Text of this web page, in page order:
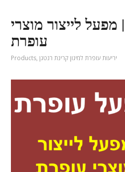
לייצור מוצרי
עופרת
Products,יריעות עופרת למיגון קרינת רנטגן